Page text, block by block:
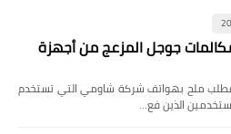
جوجل المزعج من أجهزة
ملح بهواتف شركة شاومي التي تستخدم
الذين فع…